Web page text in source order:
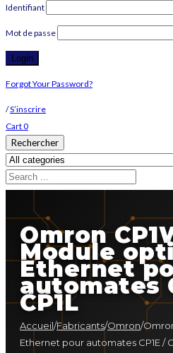
Identifiant
Mot de passe
Forgot Your Password?
/S’inscrire
Cart0
Rechercher
Omron
Module
Ethernet
automates
CP1L
Accueil/Fabricants/Omron/
Ethernet pour automates CP1E /